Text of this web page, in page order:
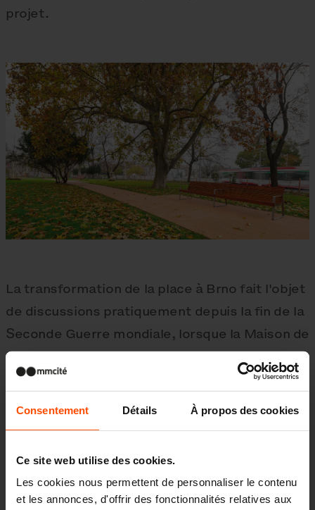
Consentement Détails À propos des cookies
Ce site web utilise des cookies.
Les cookies nous permettent de personnaliser le contenu
et les annonces, d'offrir des fonctionnalités relatives aux
projet.
La transformation de la place à Brno fait l'objet
de discussions pratiquement depuis la fin de la
Seconde Guerre mondiale, lorsque la Maison de
la culture allemande a disparu de l'espace
public. Le résultat montre clairement que si
l'architecte du projet, le réalisateur de la
de réaliser un espace public de qualité qui tient
la route en comparaison avec le reste du